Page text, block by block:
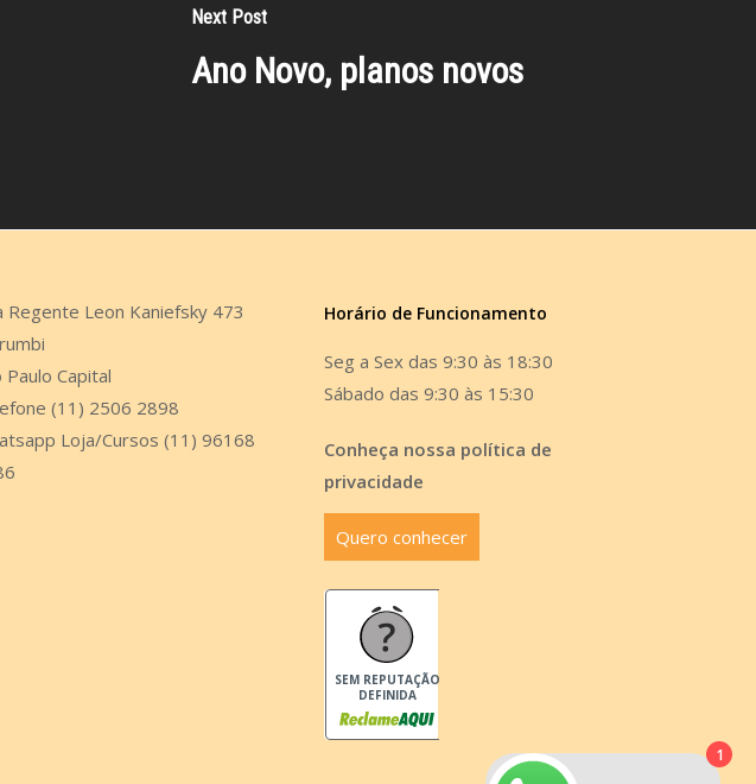
Next Post
Ano Novo, planos novos
Regente Leon Kaniefsky 473
Paulo Capital
(11) 2506 2898
Loja/Cursos (11) 96168
Horário de Funcionamento
Seg a Sex das 9:30 às 18:30
Sábado das 9:30 às 15:30
Conheça nossa política de
privacidade
Quero conhecer
SEM REPUTAÇÃO
DEFINIDA
1